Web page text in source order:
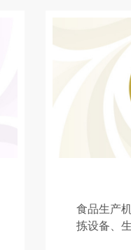
食品生产
拣设备、
造设备：